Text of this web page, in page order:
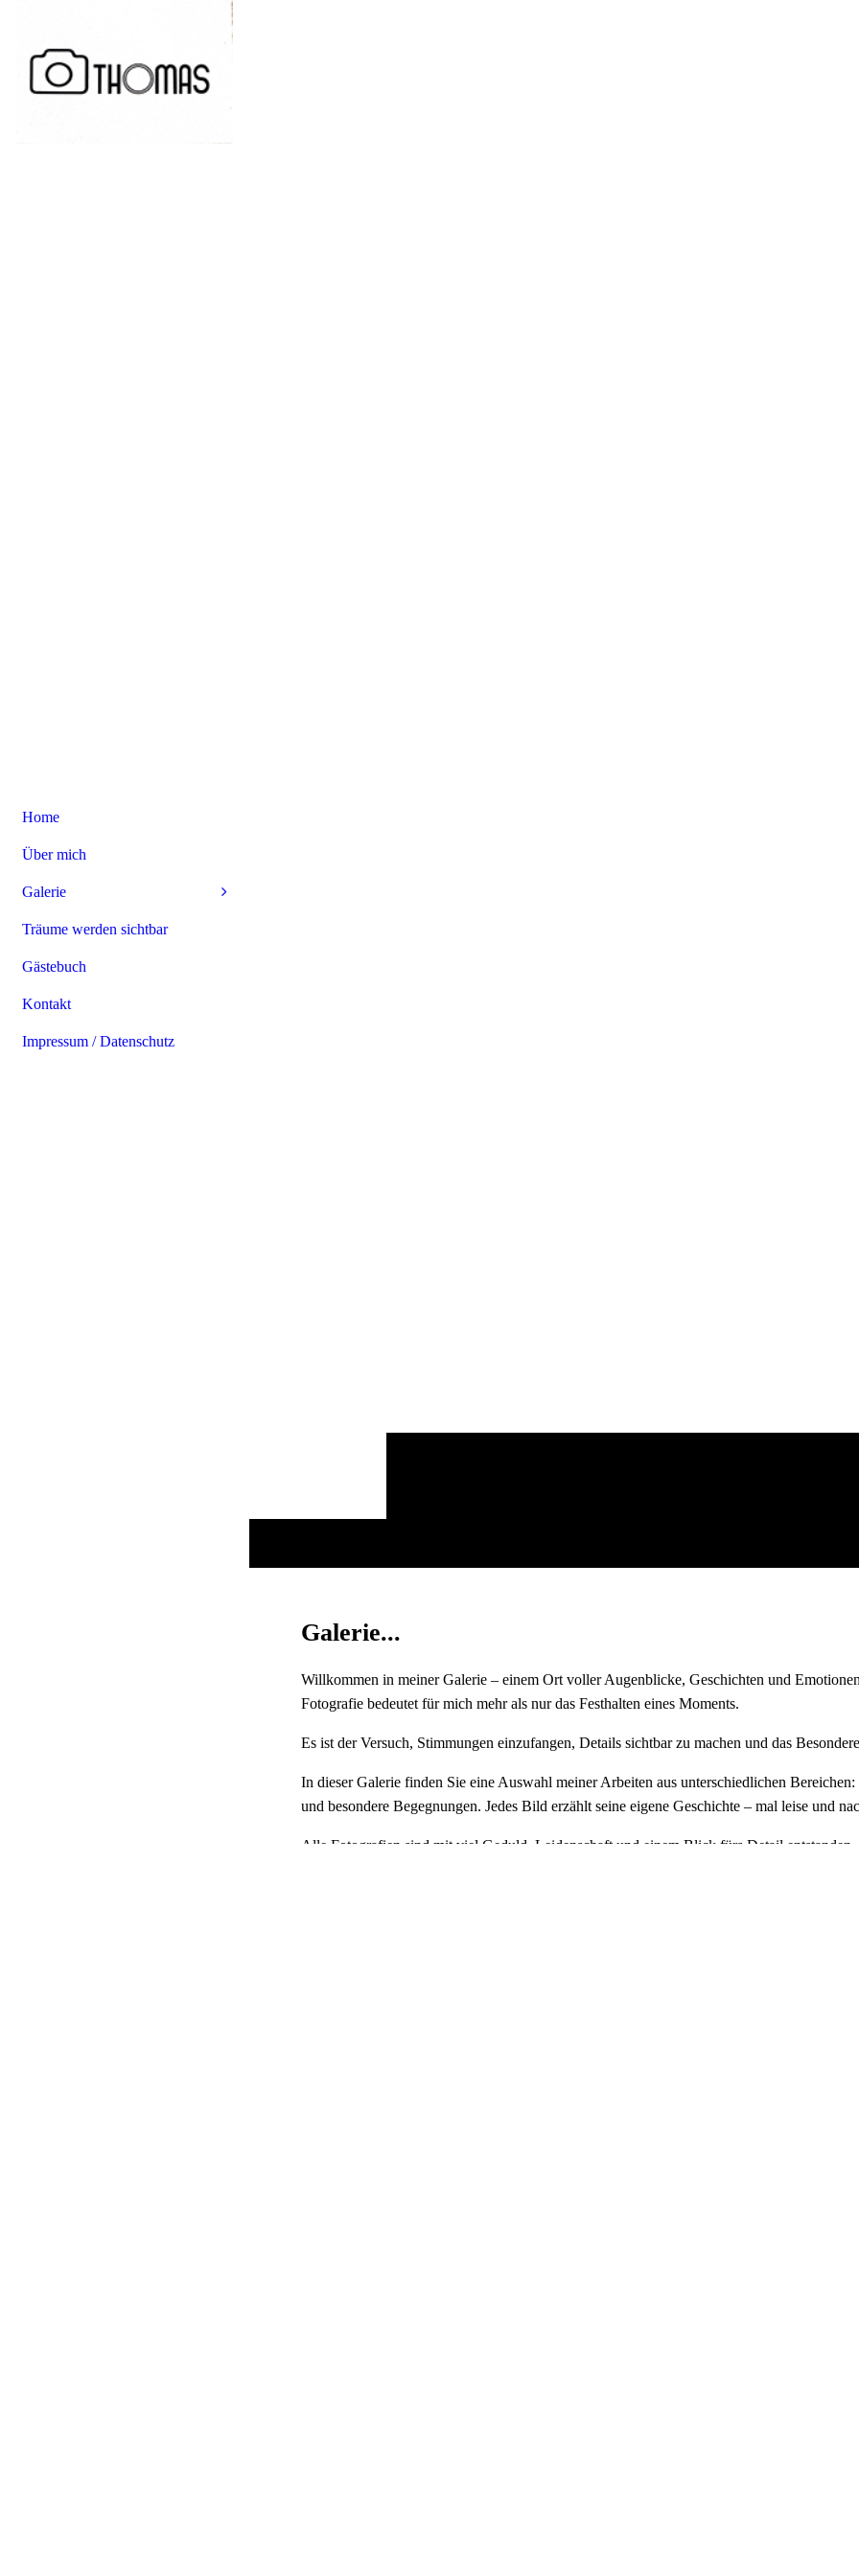
Galerie...
Willkommen in meiner Galerie – einem Ort voller Augenblicke, Geschichten und
Fotografie bedeutet für mich mehr als nur das Festhalten eines Moments.
Es ist der Versuch, Stimmungen einzufangen, Details sichtbar zu machen und das
In dieser Galerie finden Sie eine Auswahl meiner Arbeiten aus unterschiedlichen
und besondere Begegnungen. Jedes Bild erzählt seine eigene Geschichte – mal leise und
Alle Fotografien sind mit viel Geduld, Leidenschaft und einem Blick fürs Detail entstanden.
Home
Über mich
Galerie
Träume werden sichtbar
Gästebuch
Kontakt
Impressum / Datenschutz